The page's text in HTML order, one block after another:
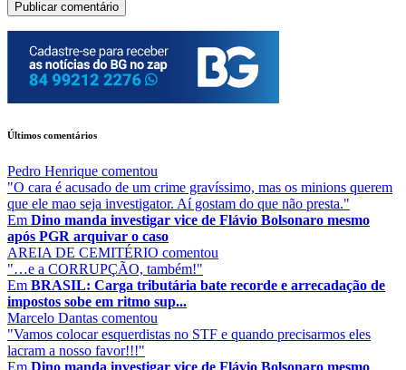
Últimos comentários
Pedro Henrique comentou
"O cara é acusado de um crime gravíssimo, mas os minions querem
que ele mao seja investigator. Aí gostam do que não presta."
Em Dino manda investigar vice de Flávio Bolsonaro mesmo
após PGR arquivar o caso
AREIA DE CEMITÉRIO comentou
"…e a CORRUPÇÃO, também!"
Em BRASIL: Carga tributária bate recorde e arrecadação de
impostos sobe em ritmo sup...
Marcelo Dantas comentou
"Vamos colocar esquerdistas no STF e quando precisarmos eles
lacram a nosso favor!!!"